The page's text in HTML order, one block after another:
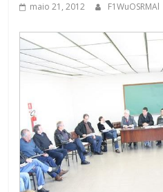
maio 21, 2012 F1WuOSRMAl